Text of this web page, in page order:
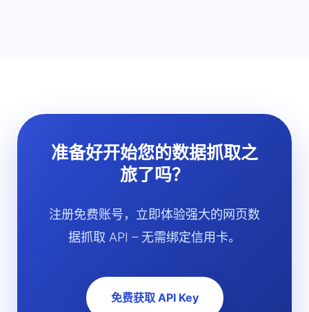
准备好开始您的数据抓取之
旅了吗？
注册免费账号，立即体验强大的网页数
据抓取 API – 无需绑定信用卡。
免费获取 API Key